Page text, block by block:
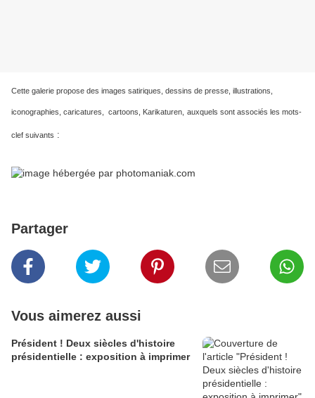
Cette galerie propose des images satiriques, dessins de presse, illustrations,
iconographies, caricatures, cartoons, Karikaturen, auxquels sont associés les mots-
clef suivants :
Partager
Vous aimerez aussi
Président ! Deux siècles d'histoire
présidentielle : exposition à imprimer